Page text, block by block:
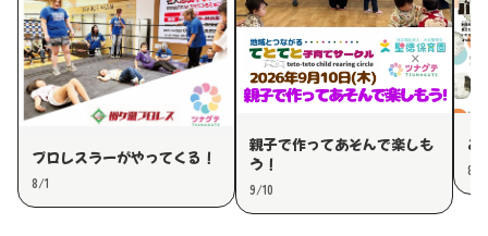
プロレスラーがやってくる！
8/1
親子で作ってあそんで楽しも
う！
9/10
み
8/8